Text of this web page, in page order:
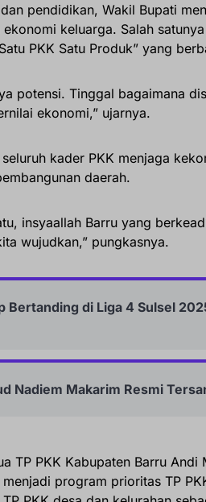
pendidikan, Wakil Bupati
keluarga. Salah
PKK Satu Produk” yang
potensi. Tinggal bagaimana
ekonomi,” ujarnya.
kader PKK menjaga
daerah.
insyaallah Barru yang
wujudkan,” pungkasnya.
Bertanding di Liga 4 Sulsel
Nadiem Makarim Resmi
TP PKK Kabupaten Barru
menjadi program prioritas TP